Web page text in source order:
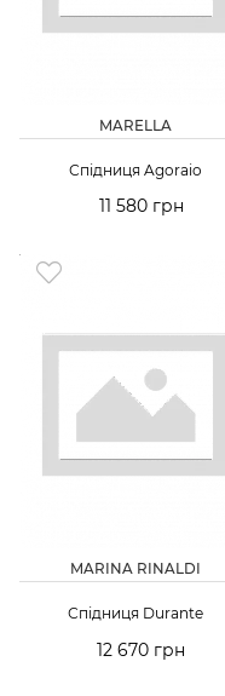
MARELLA
Спідниця Agoraio
11 580 грн
MARINA RINALDI
Спідниця Durante
12 670 грн